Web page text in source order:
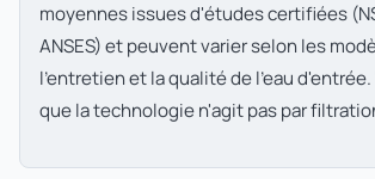
moyennes issues d'études certifiées
ANSES) et peuvent varier selon les
l'entretien et la qualité de l'eau
que la technologie n'agit pas par